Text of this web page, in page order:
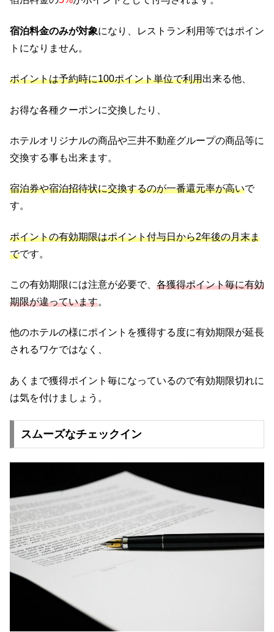
宿泊料金のみが対象になり、レストラン利用等ではポイン
トになりません。
ポイントは予約時に100ポイント単位で利用出来る他、
お得な各種クーポンに交換したり、
ホテルオリジナルの商品や三井不動産グループの商品等に
交換する事も出来ます。
宿泊券や宿泊招待状に交換するのが一番還元率が高いで
す。
ポイントの有効期限はポイント付与日から2年後の月末ま
でです。
この有効期限には注意が必要で、 各獲得ポイント毎に有効
期限が違っています。
他のホテルの様にポイントを獲得する度に有効期限が延長
されるワケではなく、
あくまで獲得ポイント毎になっているので有効期限切れに
は気を付けましょう。
スムーズなチェックイン